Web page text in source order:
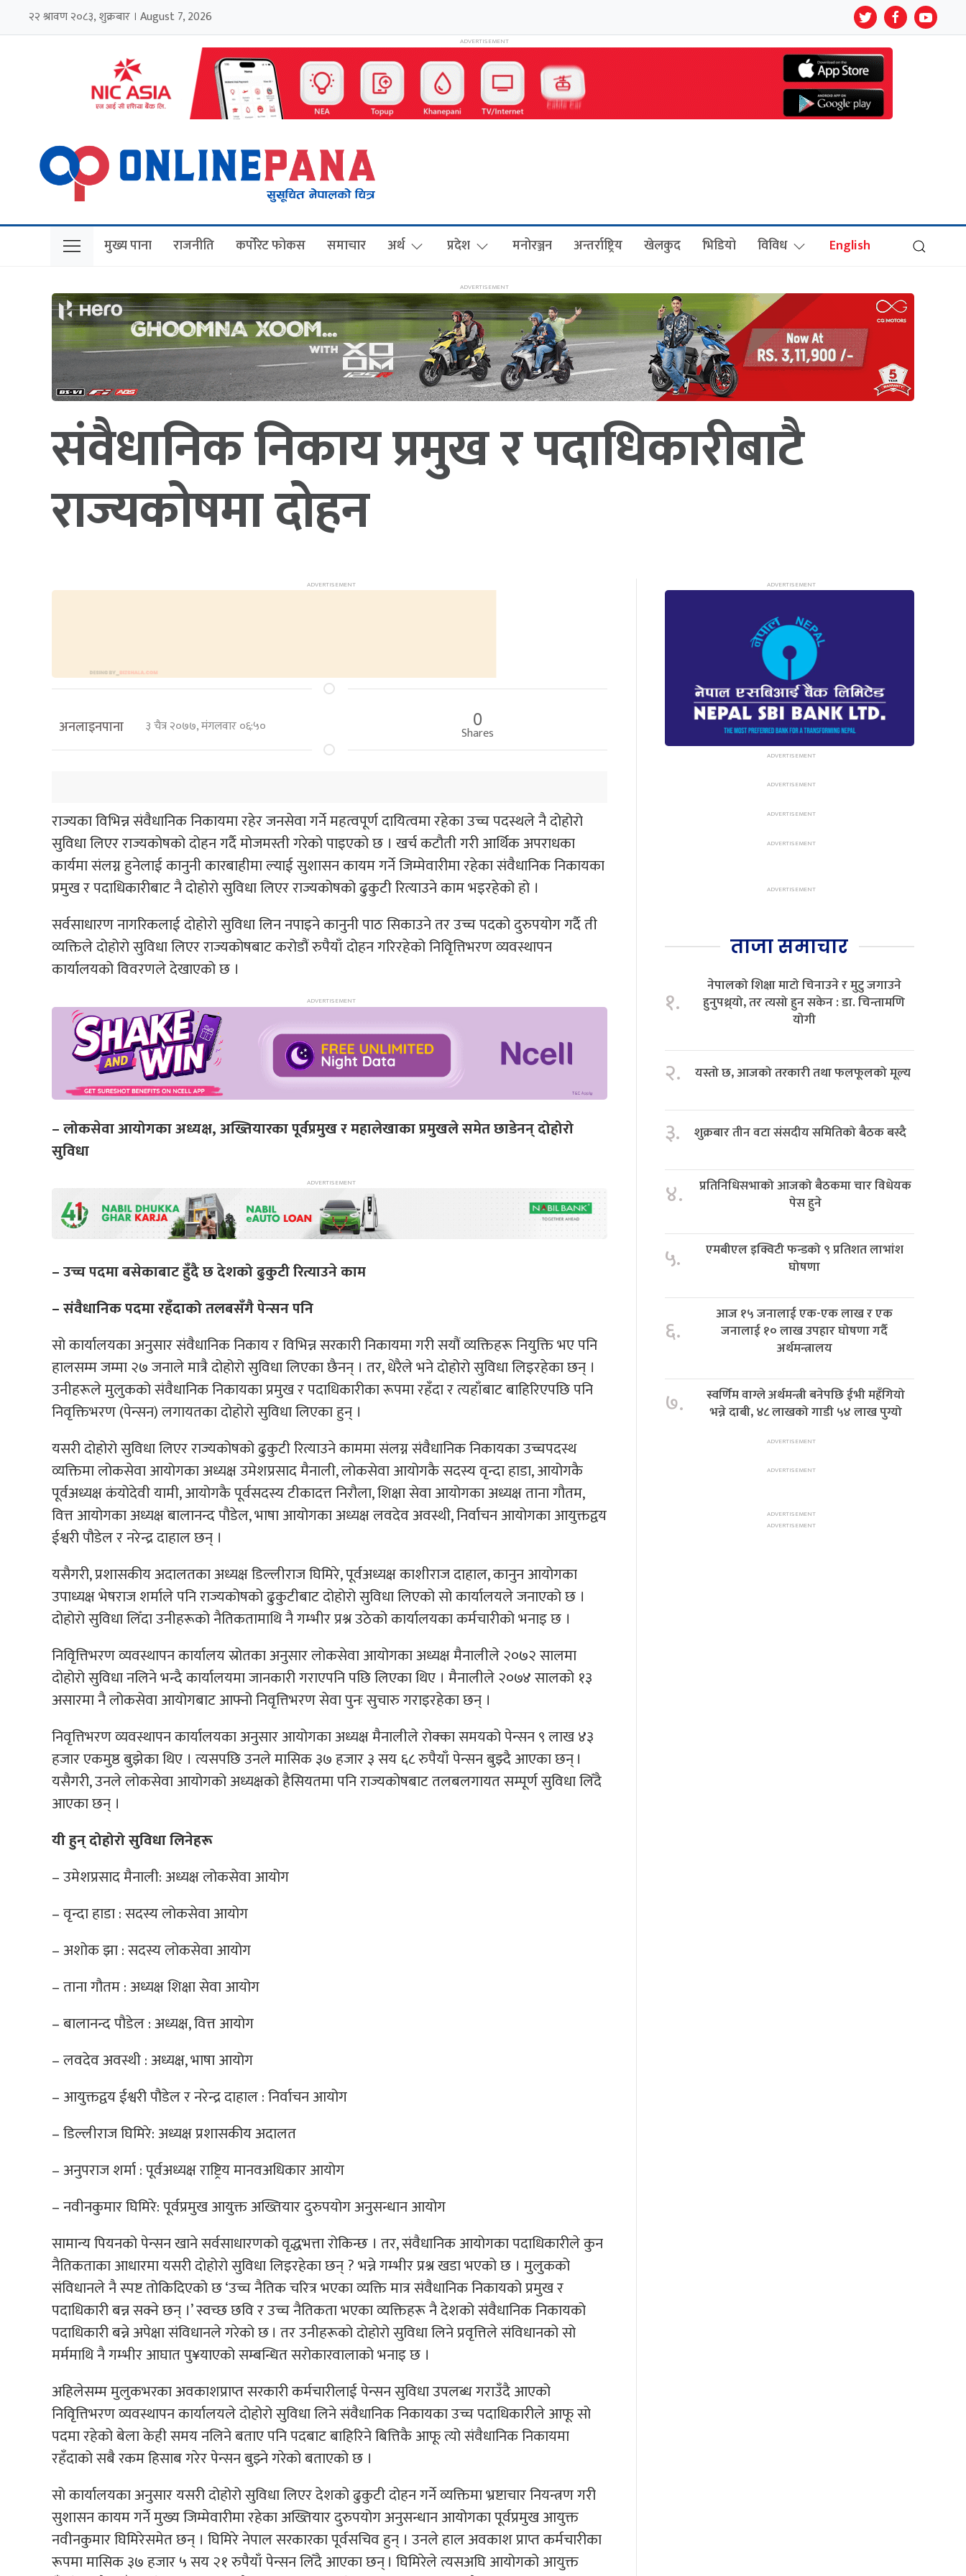
२२ श्रावण २०८३, शुक्रबार । August 7, 2026
मुख्य पाना राजनीति कर्पोरेट फोकस समाचार अर्थ प्रदेश मनोरञ्जन अन्तर्राष्ट्रिय खेलकुद भिडियो विविध English
संवैधानिक निकाय प्रमुख र पदाधिकारीबाटै
राज्यकोषमा दोहन
अनलाइनपाना ३ चैत्र २०७७, मंगलवार ०६:५० 0
Shares
राज्यका विभिन्न संवैधानिक निकायमा रहेर जनसेवा गर्ने महत्वपूर्ण दायित्वमा रहेका उच्च पदस्थले नै दोहोरो
सुविधा लिएर राज्यकोषको दोहन गर्दै मोजमस्ती गरेको पाइएको छ । खर्च कटौती गरी आर्थिक अपराधका
कार्यमा संलग्न हुनेलाई कानुनी कारबाहीमा ल्याई सुशासन कायम गर्ने जिम्मेवारीमा रहेका संवैधानिक निकायका
प्रमुख र पदाधिकारीबाट नै दोहोरो सुविधा लिएर राज्यकोषको ढुकुटी रित्याउने काम भइरहेको हो ।
सर्वसाधारण नागरिकलाई दोहोरो सुविधा लिन नपाइने कानुनी पाठ सिकाउने तर उच्च पदको दुरुपयोग गर्दै ती
व्यक्तिले दोहोरो सुविधा लिएर राज्यकोषबाट करोडौं रुपैयाँ दोहन गरिरहेको निविृत्तिभरण व्यवस्थापन
कार्यालयको विवरणले देखाएको छ ।
– लोकसेवा आयोगका अध्यक्ष, अख्तियारका पूर्वप्रमुख र महालेखाका प्रमुखले समेत छाडेनन् दोहोरो
सुविधा
– उच्च पदमा बसेकाबाट हुँदै छ देशको ढुकुटी रित्याउने काम
– संवैधानिक पदमा रहँदाको तलबसँगै पेन्सन पनि
सो कार्यालयका अनुसार संवैधानिक निकाय र विभिन्न सरकारी निकायमा गरी सयौं व्यक्तिहरू नियुक्ति भए पनि
हालसम्म जम्मा २७ जनाले मात्रै दोहोरो सुविधा लिएका छैनन् । तर, धेरैले भने दोहोरो सुविधा लिइरहेका छन् ।
उनीहरूले मुलुकको संवैधानिक निकायका प्रमुख र पदाधिकारीका रूपमा रहँदा र त्यहाँबाट बाहिरिएपछि पनि
निवृक्तिभरण (पेन्सन) लगायतका दोहोरो सुविधा लिएका हुन् ।
यसरी दोहोरो सुविधा लिएर राज्यकोषको ढुकुटी रित्याउने काममा संलग्न संवैधानिक निकायका उच्चपदस्थ
व्यक्तिमा लोकसेवा आयोगका अध्यक्ष उमेशप्रसाद मैनाली, लोकसेवा आयोगकै सदस्य वृन्दा हाडा, आयोगकै
पूर्वअध्यक्ष कंयोदेवी यामी, आयोगकै पूर्वसदस्य टीकादत्त निरौला, शिक्षा सेवा आयोगका अध्यक्ष ताना गौतम,
वित्त आयोगका अध्यक्ष बालानन्द पौडेल, भाषा आयोगका अध्यक्ष लवदेव अवस्थी, निर्वाचन आयोगका आयुक्तद्वय
ईश्वरी पौडेल र नरेन्द्र दाहाल छन् ।
यसैगरी, प्रशासकीय अदालतका अध्यक्ष डिल्लीराज घिमिरे, पूर्वअध्यक्ष काशीराज दाहाल, कानुन आयोगका
उपाध्यक्ष भेषराज शर्माले पनि राज्यकोषको ढुकुटीबाट दोहोरो सुविधा लिएको सो कार्यालयले जनाएको छ ।
दोहोरो सुविधा लिँदा उनीहरूको नैतिकतामाथि नै गम्भीर प्रश्न उठेको कार्यालयका कर्मचारीको भनाइ छ ।
निविृत्तिभरण व्यवस्थापन कार्यालय स्रोतका अनुसार लोकसेवा आयोगका अध्यक्ष मैनालीले २०७२ सालमा
दोहोरो सुविधा नलिने भन्दै कार्यालयमा जानकारी गराएपनि पछि लिएका थिए । मैनालीले २०७४ सालको १३
असारमा नै लोकसेवा आयोगबाट आफ्नो निवृत्तिभरण सेवा पुनः सुचारु गराइरहेका छन् ।
निवृत्तिभरण व्यवस्थापन कार्यालयका अनुसार आयोगका अध्यक्ष मैनालीले रोक्का समयको पेन्सन ९ लाख ४३
हजार एकमुष्ठ बुझेका थिए । त्यसपछि उनले मासिक ३७ हजार ३ सय ६८ रुपैयाँ पेन्सन बुझ्दै आएका छन् ।
यसैगरी, उनले लोकसेवा आयोगको अध्यक्षको हैसियतमा पनि राज्यकोषबाट तलबलगायत सम्पूर्ण सुविधा लिँदै
आएका छन् ।
यी हुन् दोहोरो सुविधा लिनेहरू
– उमेशप्रसाद मैनाली: अध्यक्ष लोकसेवा आयोग
– वृन्दा हाडा : सदस्य लोकसेवा आयोग
– अशोक झा : सदस्य लोकसेवा आयोग
– ताना गौतम : अध्यक्ष शिक्षा सेवा आयोग
– बालानन्द पौडेल : अध्यक्ष, वित्त आयोग
– लवदेव अवस्थी : अध्यक्ष, भाषा आयोग
– आयुक्तद्वय ईश्वरी पौडेल र नरेन्द्र दाहाल : निर्वाचन आयोग
– डिल्लीराज घिमिरे: अध्यक्ष प्रशासकीय अदालत
– अनुपराज शर्मा : पूर्वअध्यक्ष राष्ट्रिय मानवअधिकार आयोग
– नवीनकुमार घिमिरे: पूर्वप्रमुख आयुक्त अख्तियार दुरुपयोग अनुसन्धान आयोग
सामान्य पियनको पेन्सन खाने सर्वसाधारणको वृद्धभत्ता रोकिन्छ । तर, संवैधानिक आयोगका पदाधिकारीले कुन
नैतिकताका आधारमा यसरी दोहोरो सुविधा लिइरहेका छन् ? भन्ने गम्भीर प्रश्न खडा भएको छ । मुलुकको
संविधानले नै स्पष्ट तोकिदिएको छ ‘उच्च नैतिक चरित्र भएका व्यक्ति मात्र संवैधानिक निकायको प्रमुख र
पदाधिकारी बन्न सक्ने छन् ।’ स्वच्छ छवि र उच्च नैतिकता भएका व्यक्तिहरू नै देशको संवैधानिक निकायको
पदाधिकारी बन्ने अपेक्षा संविधानले गरेको छ । तर उनीहरूको दोहोरो सुविधा लिने प्रवृत्तिले संविधानको सो
मर्ममाथि नै गम्भीर आघात पु¥याएको सम्बन्धित सरोकारवालाको भनाइ छ ।
अहिलेसम्म मुलुकभरका अवकाशप्राप्त सरकारी कर्मचारीलाई पेन्सन सुविधा उपलब्ध गराउँदै आएको
निविृत्तिभरण व्यवस्थापन कार्यालयले दोहोरो सुविधा लिने संवैधानिक निकायका उच्च पदाधिकारीले आफू सो
पदमा रहेको बेला केही समय नलिने बताए पनि पदबाट बाहिरिने बित्तिकै आफू त्यो संवैधानिक निकायमा
रहँदाको सबै रकम हिसाब गरेर पेन्सन बुझ्ने गरेको बताएको छ ।
सो कार्यालयका अनुसार यसरी दोहोरो सुविधा लिएर देशको ढुकुटी दोहन गर्ने व्यक्तिमा भ्रष्टाचार नियन्त्रण गरी
सुशासन कायम गर्ने मुख्य जिम्मेवारीमा रहेका अख्तियार दुरुपयोग अनुसन्धान आयोगका पूर्वप्रमुख आयुक्त
नवीनकुमार घिमिरेसमेत छन् । घिमिरे नेपाल सरकारका पूर्वसचिव हुन् । उनले हाल अवकाश प्राप्त कर्मचारीका
रूपमा मासिक ३७ हजार ५ सय २१ रुपैयाँ पेन्सन लिँदै आएका छन् । घिमिरेले त्यसअघि आयोगको आयुक्त
ताजा समाचार
१.
नेपालको शिक्षा माटो चिनाउने र मुटु जगाउने
हुनुपथ्र्यो, तर त्यसो हुन सकेन : डा. चिन्तामणि
योगी
२. यस्तो छ, आजको तरकारी तथा फलफूलको मूल्य
३. शुक्रबार तीन वटा संसदीय समितिको बैठक बस्दै
४.
प्रतिनिधिसभाको आजको बैठकमा चार विधेयक
पेस हुने
५.
एमबीएल इक्विटी फन्डको ९ प्रतिशत लाभांश
घोषणा
६.
आज १५ जनालाई एक-एक लाख र एक
जनालाई १० लाख उपहार घोषणा गर्दै
अर्थमन्त्रालय
७.
स्वर्णिम वाग्ले अर्थमन्त्री बनेपछि ईभी महँगियो
भन्ने दाबी, ४८ लाखको गाडी ५४ लाख पुग्यो